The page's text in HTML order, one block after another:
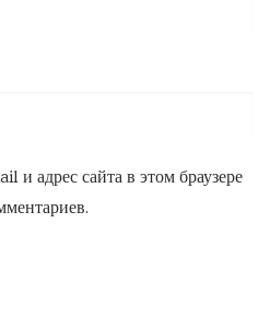
и адрес сайта в этом браузере